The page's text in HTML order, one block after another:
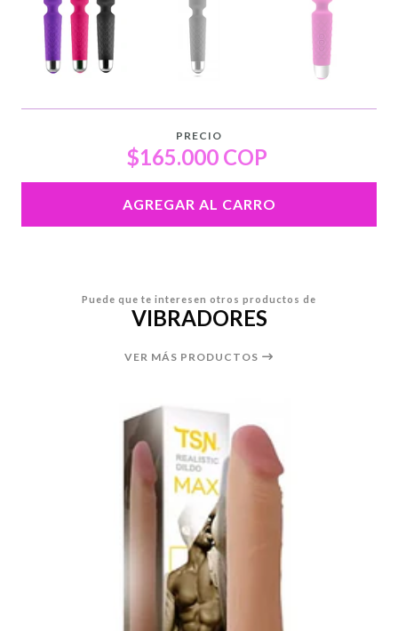
PRECIO
$165.000 COP
AGREGAR AL CARRO
Puede que te interesen otros productos de
VIBRADORES
VER MÁS PRODUCTOS